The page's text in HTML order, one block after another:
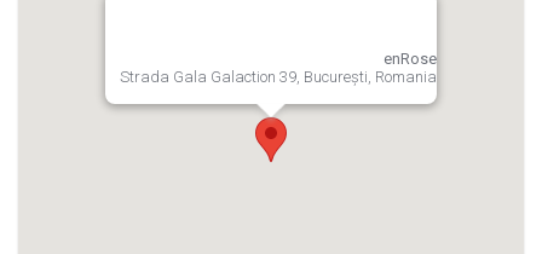
enRose
Strada Gala Galaction 39, București, Romania